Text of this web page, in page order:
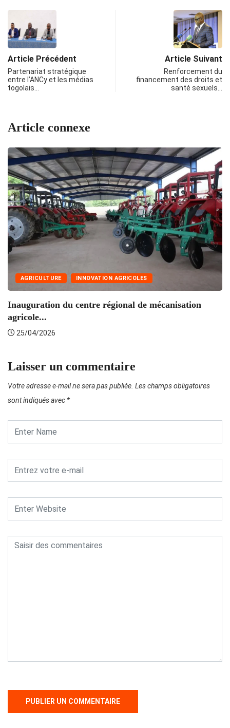
Article Précédent
Partenariat stratégique
entre l’ANCy et les médias
togolais…
Article Suivant
Renforcement du
financement des droits et
santé sexuels…
Article connexe
AGRICULTURE INNOVATION AGRICOLES
Inauguration du centre régional de mécanisation
agricole...
25/04/2026
Laisser un commentaire
Votre adresse e-mail ne sera pas publiée. Les champs obligatoires
sont indiqués avec *